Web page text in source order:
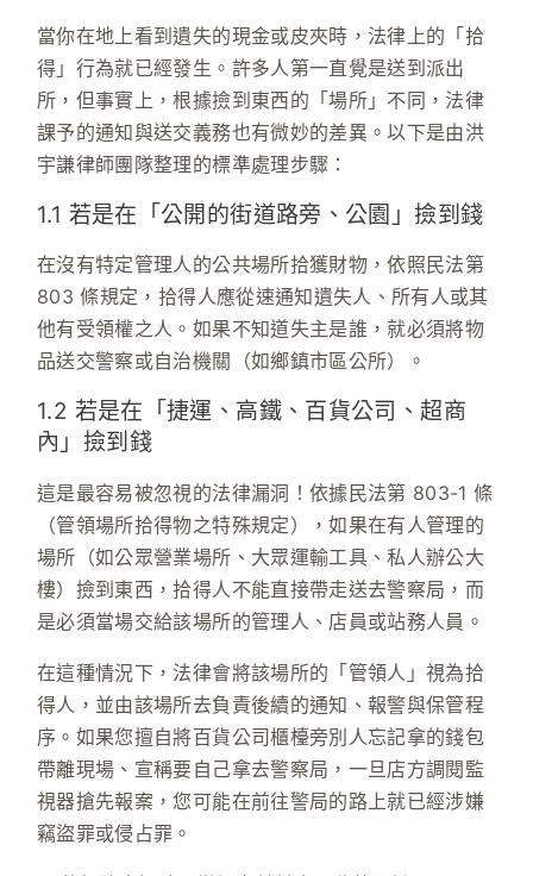
當你在地上看到遺失的現金或皮夾時，法律上的「拾
得」行為就已經發生。許多人第一直覺是送到派出
所，但事實上，根據撿到東西的「場所」不同，法律
課予的通知與送交義務也有微妙的差異。以下是由洪
宇謙律師團隊整理的標準處理步驟：
1.1 若是在「公開的街道路旁、公園」撿到錢
在沒有特定管理人的公共場所拾獲財物，依照 民法第
803 條規定，拾得人應從速通知遺失人、所有人或其
他有受領權之人。如果不知道失主是誰，就必須將物
品送交警察或自治機關（如鄉鎮市區公所）。
1.2 若是在「捷運、高鐵、百貨公司、超商
內」撿到錢
這是最容易被忽視的法律漏洞！依據民法第 803-1 條
（管領場所拾得物之特殊規定），如果在有人管理的
場所（如公眾營業場所、大眾運輸工具、私人辦公大
樓）撿到東西，拾得人 不能直接帶走送去警察局，而
是必須當場交給該場所的管理人、店員或站務人員 。
在這種情況下，法律會將該場所的「管領人」視為拾
得人，並由該場所去負責後續的通知、報警與保管程
序。如果您擅自將百貨公司櫃檯旁別人忘記拿的錢包
帶離現場、宣稱要自己拿去警察局，一旦店方調閱監
視器搶先報案，您可能在前往警局的路上就已經涉嫌
竊盜罪或侵占罪。